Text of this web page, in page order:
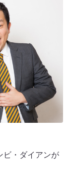
ビ・ダイアンが